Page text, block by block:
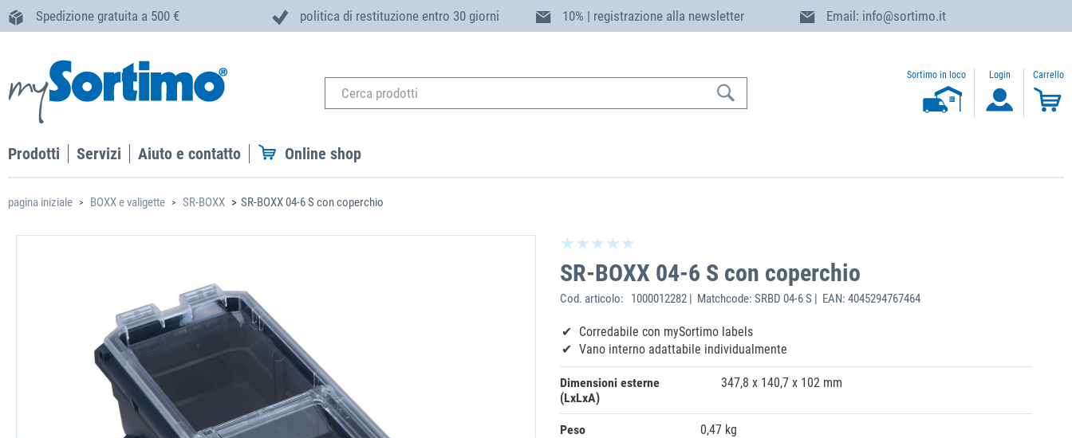
Spedizione gratuita a 500 € politica di restituzione entro 30 giorni 10% | registrazione alla newsletter Email: info@sortimo.it
Sortimo in loco Login Carrello
Prodotti Servizi Aiuto e contatto Online shop
pagina iniziale BOXX e valigette SR-BOXX SR-BOXX 04-6 S con coperchio
SR-BOXX 04-6 S con coperchio
Cod. articolo: 1000012282 | Matchcode: SRBD 04-6 S | EAN: 4045294767464
‌Corredabile con mySortimo labels
Vano interno adattabile individualmente
Dimensioni esterne
(LxLxA)
347,8 x 140,7 x 102 mm
Peso 0,47 kg